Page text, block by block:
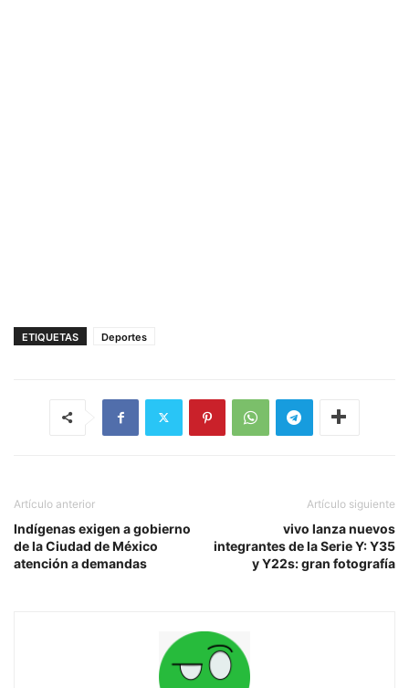
ETIQUETAS Deportes
Artículo anterior
Indígenas exigen a gobierno
de la Ciudad de México
atención a demandas
Artículo siguiente
vivo lanza nuevos
integrantes de la Serie Y: Y35
y Y22s: gran fotografía